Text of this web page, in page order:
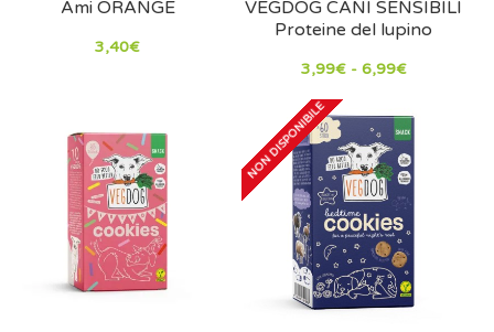
Ami ORANGE
3,40€
VEGDOG CANI SENSIBILI
Proteine ​​del lupino
3,99€ - 6,99€
NON DISPONIBILE